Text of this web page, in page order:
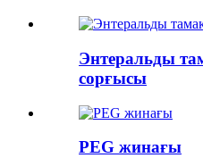
Энтеральды
сорғысы
PEG жинағы